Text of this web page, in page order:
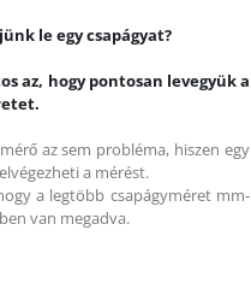
le egy csapágyat?
az, hogy pontosan levegyük a
az sem probléma, hiszen egy
a mérést.
a legtöbb csapágyméret mm-
van megadva.